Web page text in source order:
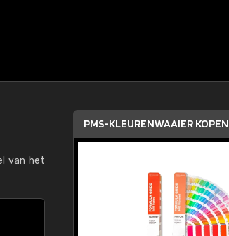
van het
PMS-KLEURENWAAIER KOPEN